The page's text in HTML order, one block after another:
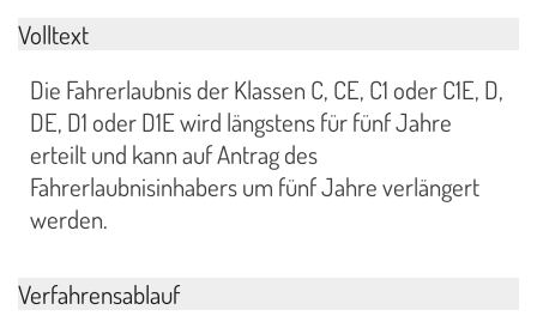
Volltext
Die Fahrerlaubnis der Klassen C, CE, C1 oder C1E, D,
DE, D1 oder D1E wird längstens für fünf Jahre
erteilt und kann auf Antrag des
Fahrerlaubnisinhabers um fünf Jahre verlängert
werden.
Verfahrensablauf